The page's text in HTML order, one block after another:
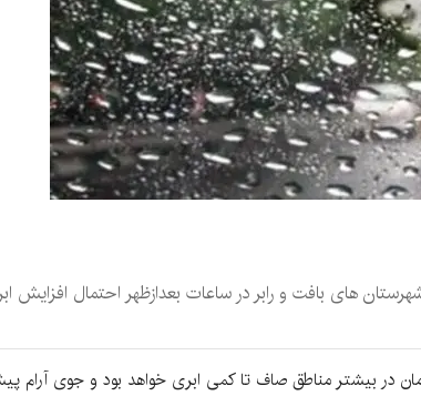
های بافت و رابر در ساعات بعدازظهر احتمال افزایش ابر
در بیشتر مناطق صاف تا کمی ابری خواهد بود و جوی